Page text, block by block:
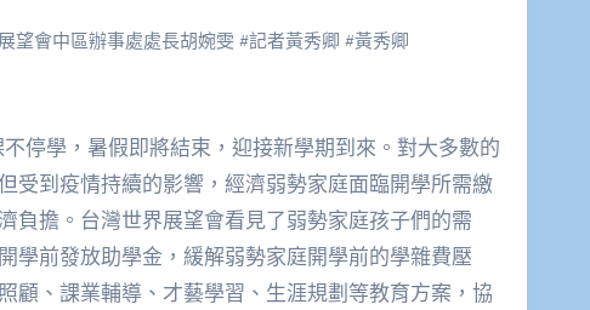
望會中區辦事處處長胡婉雯 #記者黃秀卿 #黃秀卿
受到疫情持續的影響，經濟弱勢家庭面臨開學所需繳
負擔。台灣世界展望會看見了弱勢家庭孩子們的需
學前發放助學金，緩解弱勢家庭開學前的學雜費壓
顧、課業輔導、才藝學習、生涯規劃等教育方案，協